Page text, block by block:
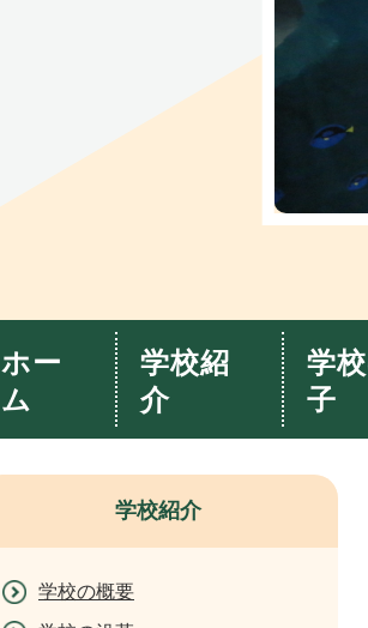
ホー
ム
学校紹
介
学
子
学校紹介
学校の概要